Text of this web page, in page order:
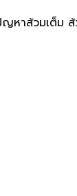
หาส้วมเต็ม